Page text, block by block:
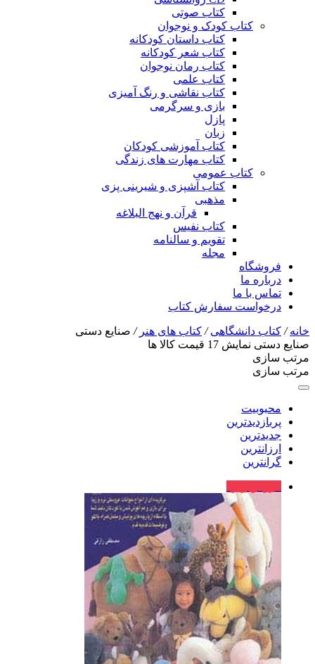
کتاب صوتی
کتاب کودک و نوجوان
کتاب داستان کودکانه
کتاب شعر کودکانه
کتاب رمان نوجوان
کتاب علمی
کتاب نقاشی و رنگ آمیزی
بازی و سرگرمی
پازل
زبان
کتاب آموزشی کودکان
کتاب مهارت های زندگی
کتاب عمومی
کتاب آشپزی و شیرینی پزی
مذهبی
قرآن و نهج البلاغه
کتاب نفیس
تقویم و سالنامه
مجله
فروشگاه
درباره ما
تماس با ما
درخواست سفارش کتاب
خانه/ کتاب دانشگاهی/ کتاب های هنر / صنایع دستی
صنایع دستی نمایش 17 قیمت کالا ها
مرتب سازی
مرتب سازی
محبوبیت
پربازدیدترین
جدیدترین
ارزانترین
گرانترین